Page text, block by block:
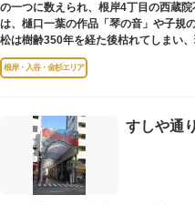
の一つに数えられ、根岸4丁目の西蔵
は、樋口一葉の作品「琴の音」や子規
松は樹齢350年を経た後枯れてしまい
の松になります。
根岸・入谷・金杉エリア
すしや通り